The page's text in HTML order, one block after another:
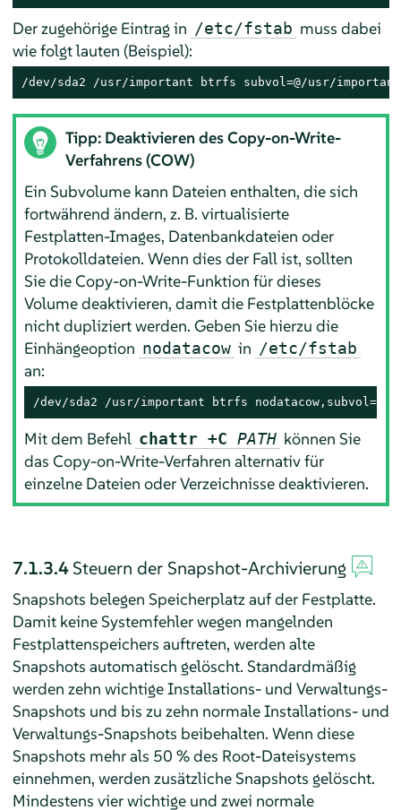
Der zugehörige Eintrag in /etc/fstab muss dabei
wie folgt lauten (Beispiel):
/dev/sda2 /usr/important btrfs subvol=@/usr/
Tipp: Deaktivieren des Copy-on-Write-
Verfahrens (COW)
Ein Subvolume kann Dateien enthalten, die sich
fortwährend ändern, z. B. virtualisierte
Festplatten-Images, Datenbankdateien oder
Protokolldateien. Wenn dies der Fall ist, sollten
Sie die Copy-on-Write-Funktion für dieses
Volume deaktivieren, damit die Festplattenblöcke
nicht dupliziert werden. Geben Sie hierzu die
Einhängeoption nodatacow in /etc/fstab
an:
/dev/sda2 /usr/important btrfs nodatacow,subvol=@/
Mit dem Befehl chattr +CPATH können Sie
das Copy-on-Write-Verfahren alternativ für
einzelne Dateien oder Verzeichnisse deaktivieren.
7.1.3.4Steuern der Snapshot-Archivierung
Snapshots belegen Speicherplatz auf der Festplatte.
Damit keine Systemfehler wegen mangelnden
Festplattenspeichers auftreten, werden alte
Snapshots automatisch gelöscht. Standardmäßig
werden zehn wichtige Installations- und Verwaltungs-
Snapshots und bis zu zehn normale Installations- und
Verwaltungs-Snapshots beibehalten. Wenn diese
Snapshots mehr als 50 % des Root-Dateisystems
einnehmen, werden zusätzliche Snapshots gelöscht.
Mindestens vier wichtige und zwei normale